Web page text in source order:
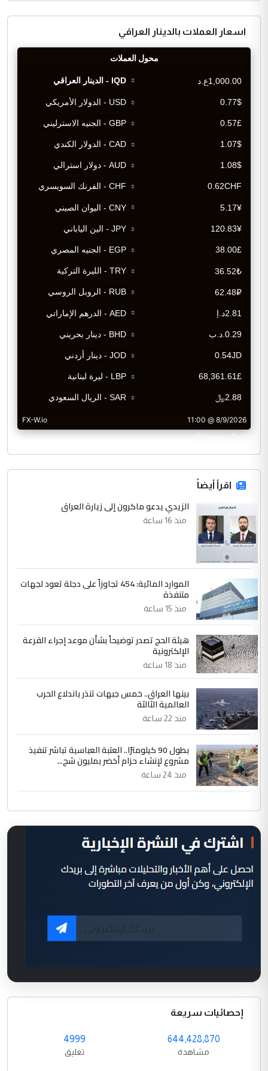
اسعار العملات بالدينار العراقي
CurrencyRate
اقرأ أيضاً
الزيدي يدعو ماكرون إلى زيارة العراق
منذ 16 ساعة
الموارد المائية: 454 تجاوزاً على دجلة تعود لجهات
متنفذة
منذ 15 ساعة
هيئة الحج تصدر توضيحاً بشأن موعد إجراء القرعة
الإلكترونية
منذ 18 ساعة
بينها العراق.. خمس جبهات تنذر باندلاع الحرب
العالمية الثالثة
منذ 22 ساعة
بطول 90 كيلومترًا.. العتبة العباسية تباشر تنفيذ
مشروع لإنشاء حزام أخضر بمليون شج...
منذ 24 ساعة
إحصائيات سريعة
644,428,870
مشاهدة
4999
تعليق